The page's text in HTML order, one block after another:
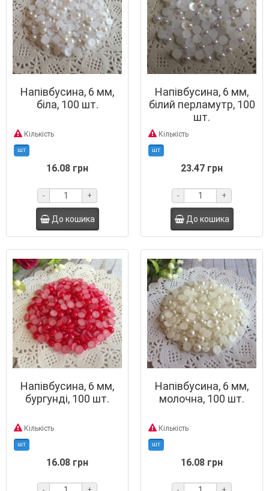
Напівбусина, 6 мм,
біла, 100 шт.
Кількість
шт
16.08 грн
- +
До кошика
Напівбусина, 6 мм,
білий перламутр, 100
шт.
Кількість
шт
23.47 грн
- +
До кошика
Напівбусина, 6 мм,
бургунді, 100 шт.
Кількість
шт
16.08 грн
Напівбусина, 6 мм,
молочна, 100 шт.
Кількість
шт
16.08 грн